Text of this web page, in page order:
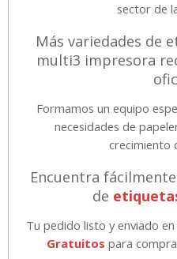
sector de
Más variedades de
multi3 impresora
Formamos un equipo
necesidades de
crecimiento
Encuentra
de
Tu pedido listo y enviado
Gratuitos para